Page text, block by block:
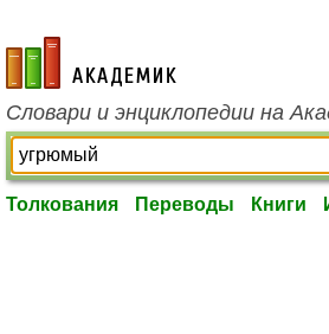
academic.ru
Словари и энциклопедии на
Толкования Переводы Книги